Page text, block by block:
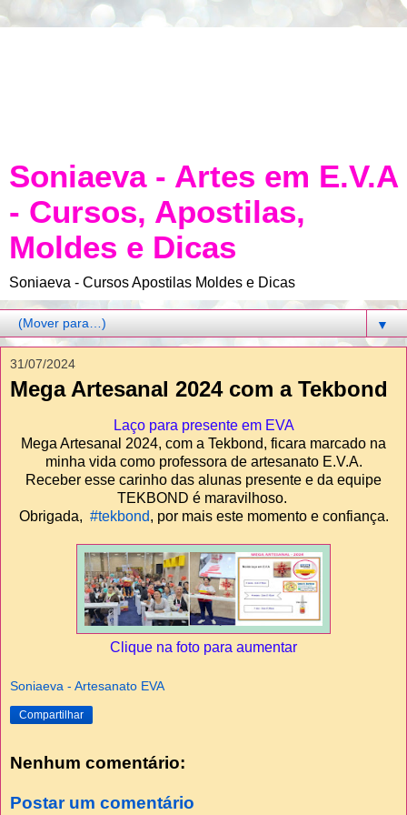
Soniaeva - Artes em E.V.A
- Cursos, Apostilas,
Moldes e Dicas
Soniaeva - Cursos Apostilas Moldes e Dicas
▼
31/07/2024
Mega Artesanal 2024 com a Tekbond
Laço para presente em EVA
Mega Artesanal 2024, com a Tekbond, ficara marcado na
minha vida como professora de artesanato E.V.A.
Receber esse carinho das alunas presente e da equipe
TEKBOND é maravilhoso.
Obrigada, #tekbond, por mais este momento e confiança.
Clique na foto para aumentar
Soniaeva - Artesanato EVA
Compartilhar
Nenhum comentário:
Postar um comentário